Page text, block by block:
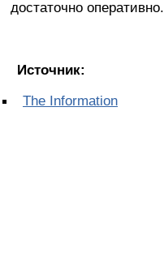
достаточно оперативно.
Источник:
The Information